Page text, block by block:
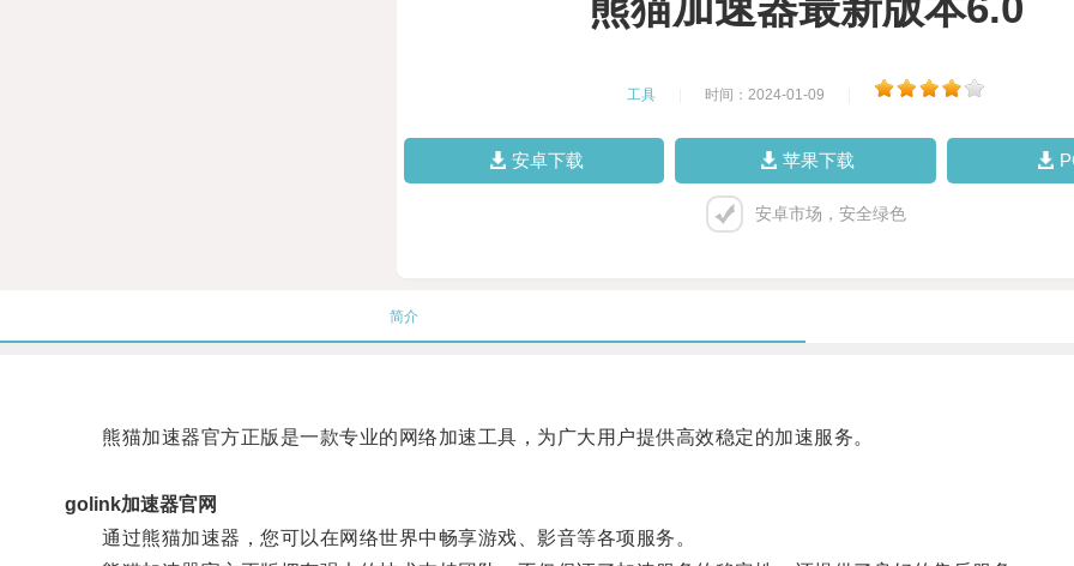
工具 时间：2024-01-09
安卓下载 苹果下载
安卓市场，安全绿色
简介
熊猫加速器官方正版是一款专业的网络加速工具，为广大用户提供高效稳定的加速服务。
golink加速器官网
通过熊猫加速器，您可以在网络世界中畅享游戏、影音等各项服务。